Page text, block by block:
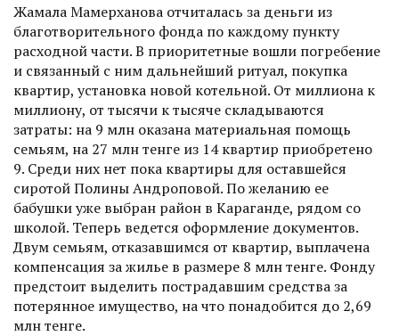
Жамала Мамерханова отчиталась за деньги из
благотворительного фонда по каждому пункту
расходной части. В приоритетные вошли погребение
и связанный с ним дальнейший ритуал, покупка
квартир, установка новой котельной. От миллиона к
миллиону, от тысячи к тысяче складываются
затраты: на 9 млн оказана материальная помощь
семьям, на 27 млн тенге из 14 квартир приобретено
9. Среди них нет пока квартиры для оставшейся
сиротой Полины Андроповой. По желанию ее
бабушки уже выбран район в Караганде, рядом со
школой. Теперь ведется оформление документов.
Двум семьям, отказавшимся от квартир, выплачена
компенсация за жилье в размере 8 млн тенге. Фонду
предстоит выделить пострадавшим средства за
потерянное имущество, на что понадобится до 2,69
млн тенге.